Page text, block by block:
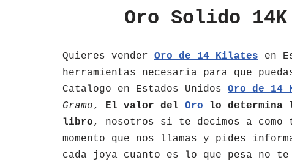
Oro Solido
Quieres vender Oro de 14 Kilates en
herramientas necesaria para que
Catalogo en Estados Unidos Oro de 14
Gramo, El valor del Oro lo determina
libro, nosotros si te decimos a como
momento que nos llamas y pides
cada joya cuanto es lo que pesa no